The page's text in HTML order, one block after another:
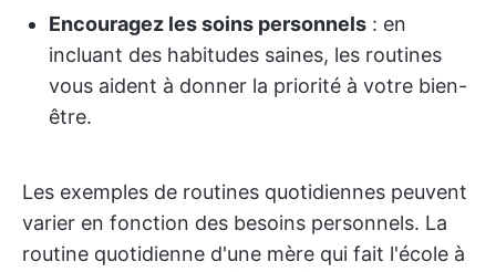
Encouragez les soins personnels : en
incluant des habitudes saines, les routines
vous aident à donner la priorité à votre bien-
être.
Les exemples de routines quotidiennes peuvent
varier en fonction des besoins personnels. La
routine quotidienne d'une mère qui fait l'école à